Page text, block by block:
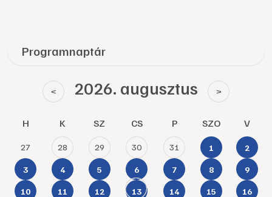
Programnaptár
< 2026. augusztus >
H K SZ CS P SZO V
27 28 29 30 31 1 2
3 4 5 6 7 8 9
10 11 12 13 14 15 16